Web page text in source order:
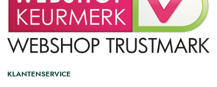
KLANTENSERVICE